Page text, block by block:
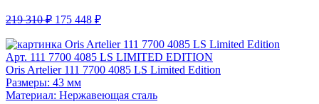
219 310 ₽ 175 448 ₽
Арт. 111 7700 4085 LS LIMITED EDITION
Oris Artelier 111 7700 4085 LS Limited Edition
Размеры: 43 мм
Материал: Нержавеющая сталь